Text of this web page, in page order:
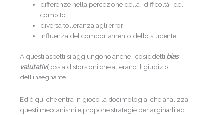
differenze nella percezione della “difficoltà” del
compito
diversa tolleranza agli errori
influenza del comportamento dello studente.
A questi aspetti si aggiungono anche i cosiddetti bias
valutativi, ossia distorsioni che alterano il giudizio
dell’insegnante.
Ed è qui che entra in gioco la docimologia, che analizza
questi meccanismi e propone strategie per arginarli ed